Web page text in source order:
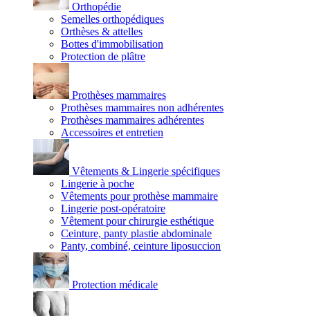
Orthopédie
Semelles orthopédiques
Orthèses & attelles
Bottes d'immobilisation
Protection de plâtre
Prothèses mammaires
Prothèses mammaires non adhérentes
Prothèses mammaires adhérentes
Accessoires et entretien
Vêtements & Lingerie spécifiques
Lingerie à poche
Vêtements pour prothèse mammaire
Lingerie post-opératoire
Vêtement pour chirurgie esthétique
Ceinture, panty plastie abdominale
Panty, combiné, ceinture liposuccion
Protection médicale